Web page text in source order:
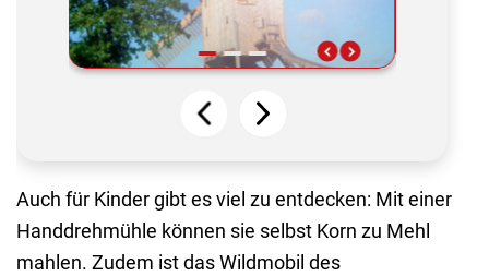
Auch für Kinder gibt es viel zu entdecken: Mit einer
Handdrehmühle können sie selbst Korn zu Mehl
mahlen. Zudem ist das Wildmobil des